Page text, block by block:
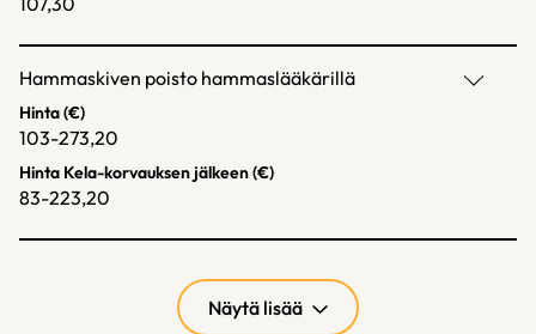
Hammaskiven poisto hammaslääkärillä
Hinta (€)
103-273,20
Hinta Kela-korvauksen jälkeen (€)
83-223,20
Näytä lisää